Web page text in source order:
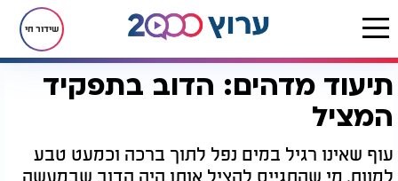
שידור חי
דף הבית יהדות נפלאות הבריאה תיעוד מדהים: הדוב בתפקיד המציל
תיעוד מדהים: הדוב בתפקיד
המציל
עוף שאינו רגיל במים נפל לתוך ברכה וכמעט טבע
למוות, מי שהתגייס להציל אותו היה הדוב שבמעשה